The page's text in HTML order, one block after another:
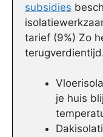
subsidies
tarief (9%) Zo
je huis